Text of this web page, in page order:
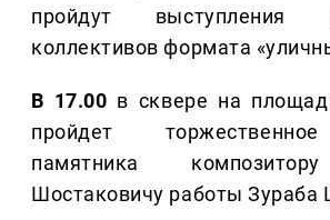
пройдут выступления
коллективов формата
В 17.00 в сквере на
пройдет
памятника
Шостаковичу работы Зураба